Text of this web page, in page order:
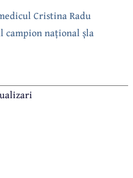
Cristina Radu
campion național șla